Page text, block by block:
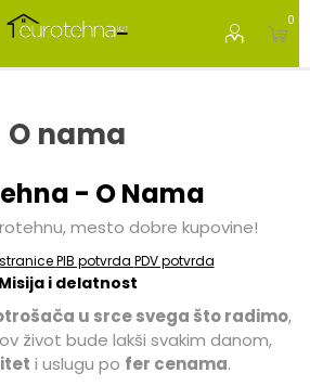
0
O nama
- O Nama
mesto dobre kupovine!
PIB potvrda PDV potvrda
Misija i delatnost
u srce svega što radimo,
život bude lakši svakim danom,
i uslugu po fer cenama.